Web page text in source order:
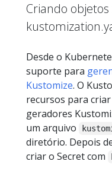
Criando
Desde o
suporte para
Kustomize. O
recursos para
geradores
um arquivo
diretório. Depois
criar o Secret com